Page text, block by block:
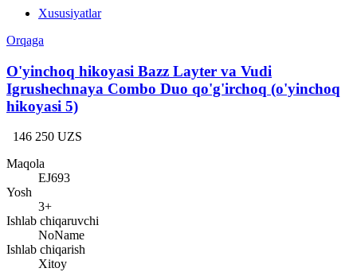
Xususiyatlar
Orqaga
O'yinchoq hikoyasi Bazz Layter va Vudi
Igrushechnaya Combo Duo qo'g'irchoq (o'yinchoq
hikoyasi 5)
146 250 UZS
Maqola
EJ693
Yosh
3+
Ishlab chiqaruvchi
NoName
Ishlab chiqarish
Xitoy